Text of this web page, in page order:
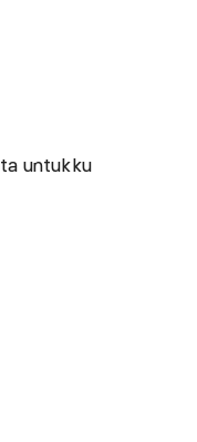
untukku